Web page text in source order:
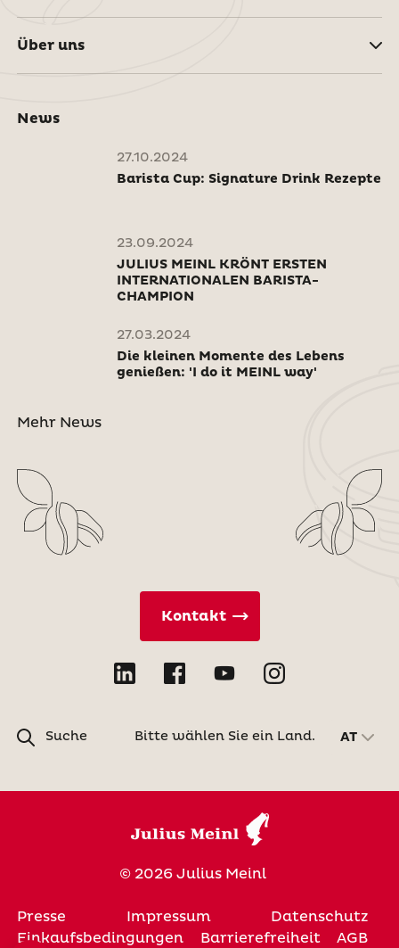
Über uns
News
27.10.2024
Barista Cup: Signature Drink Rezepte
23.09.2024
JULIUS MEINL KRÖNT ERSTEN
INTERNATIONALEN BARISTA-
CHAMPION
27.03.2024
Die kleinen Momente des Lebens
genießen: 'I do it MEINL way'
Mehr News
Suche
Kontakt
Bitte wählen Sie ein Land. AT
© 2026 Julius Meinl
Presse Impressum
Datenschutz
Einkaufsbedingungen
Barrierefreiheit AGB